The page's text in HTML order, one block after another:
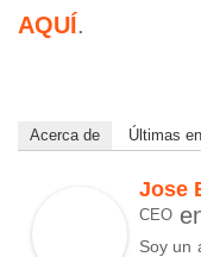
AQUÍ.
Acerca de Últimas
Jose
CEO
Soy un